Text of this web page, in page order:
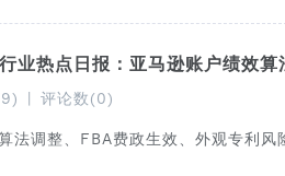
热点日报：亚马逊账户绩效算
评论数(0)
法调整、FBA费政生效、外观专利